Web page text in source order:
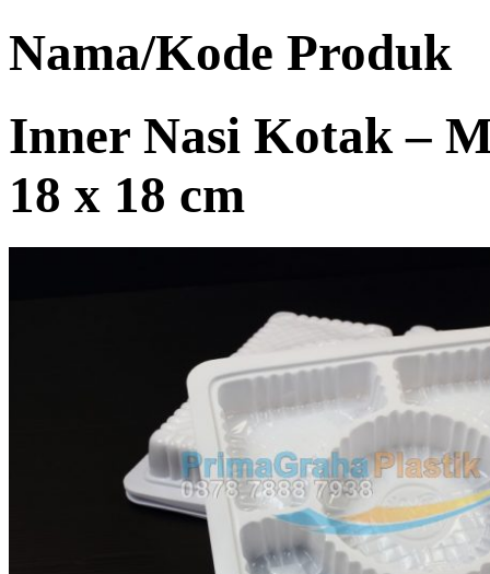
Nama/Kode Produk
Inner Nasi Kotak –
18 x 18 cm